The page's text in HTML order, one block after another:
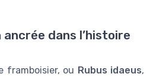
dans l’histoire
framboisier, ou Rubus idaeus,